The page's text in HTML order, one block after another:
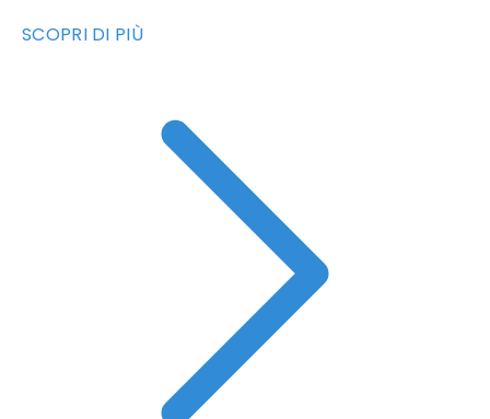
SCOPRI DI PIÙ